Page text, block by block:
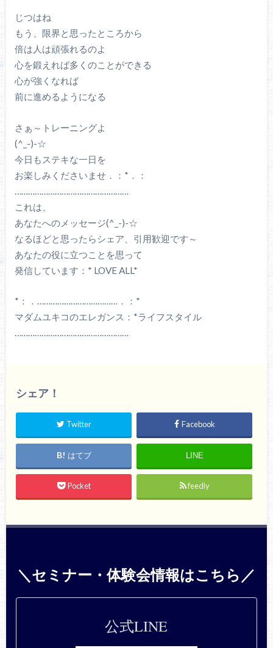
じつはね
もう、限界と思ったところから
倍は人は頑張れるのよ
心を鍛えれば多くのことができる
心が強くなれば
前に進めるようになる
さぁ～トレーニングよ
(^_-)-☆
今日もステキな一日を
お楽しみくださいませ．：*．：
……………………………………………
これは、
あなたへのメッセージ(^_-)-☆
なるほどと思ったらシェア、引用歓迎です～
あなたの役に立つことを思って
発信しています：* LOVE ALL*
*：．………………………………．：*
マダムユキコのエレガンス：*ライフスタイル
……………………………………………
シェア！
Twitter Facebook
はてブ LINE
Pocket feedly
＼セミナー・体験会情報はこちら／
公式LINE